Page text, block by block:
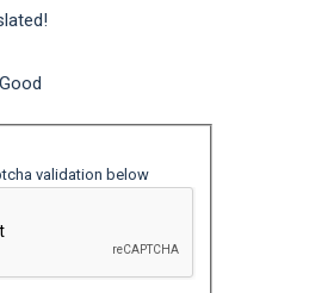
Good
validation below